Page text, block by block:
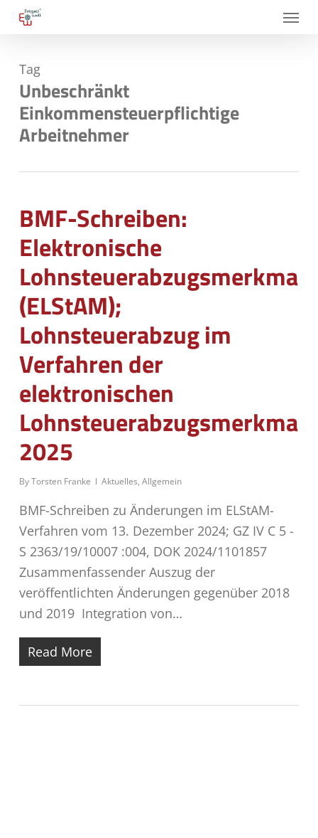
Skip
content
Menu
Tag
Unbeschränkt
Einkommensteuerpflichtige
Arbeitnehmer
BMF-Schreiben:
Elektronische
Lohnsteuerabzugsmerkmale
(ELStAM);
Lohnsteuerabzug im
Verfahren der
elektronischen
Lohnsteuerabzugsmerkmale
2025
ByTorsten Franke Aktuelles, Allgemein
BMF-Schreiben zu Änderungen im ELStAM-
Verfahren vom 13. Dezember 2024; GZ IV C 5 -
S 2363/19/10007 :004, DOK 2024/1101857
Zusammenfassender Auszug der
veröffentlichten Änderungen gegenüber 2018
und 2019 Integration von…
Read More